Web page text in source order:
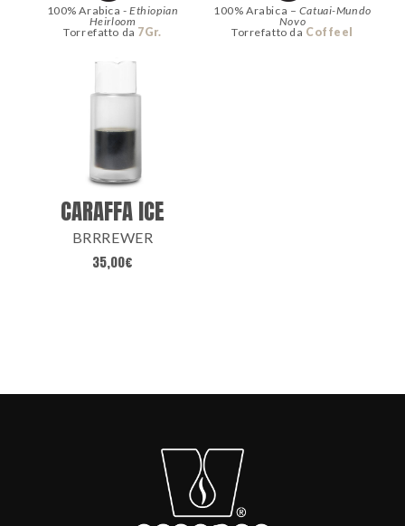
100% Arabica -Ethiopian
Heirloom
Torrefatto da 7Gr.
100% Arabica – Catuai-Mundo
Novo
Torrefatto da Coffeel
CARAFFA ICE
BRRREWER
35,00€